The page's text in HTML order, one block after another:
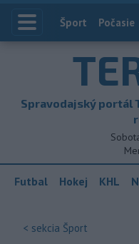
Index
Šport Počasie
Spravodajský portál
Futbal Hokej KHL
< sekcia Šport